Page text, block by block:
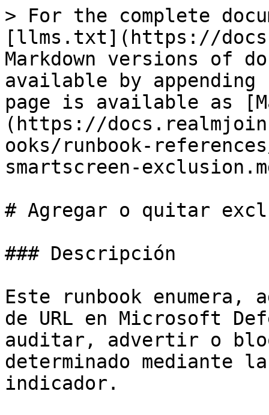
> For the complete
[llms.txt](https://
Markdown versions of
available by
page is available as
(https://
ooks/runbook-
smartscreen-
# Agregar o quitar
### Descripción
Este runbook enumera,
de URL en Microsoft
auditar, advertir o
determinado mediante
indicador.